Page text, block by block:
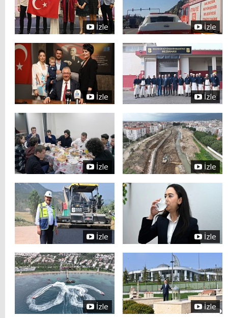
İzle İzle
İzle İzle
İzle İzle
İzle İzle
İzle İzle